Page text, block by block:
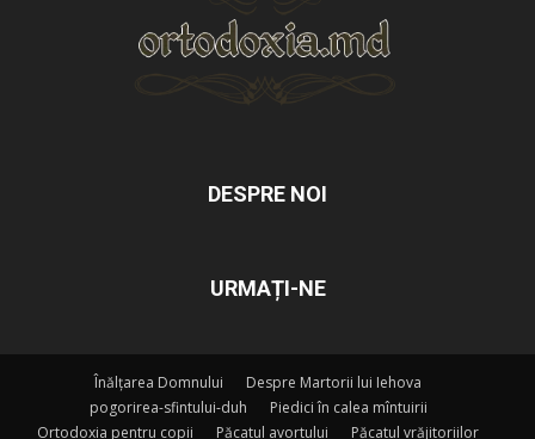
DESPRE NOI
URMAȚI-NE
Înălțarea Domnului
Despre Martorii lui Iehova
pogorirea-sfintului-duh
Piedici în calea mîntuirii
Ortodoxia pentru copii
Păcatul avortului Păcatul vrăjitoriilor